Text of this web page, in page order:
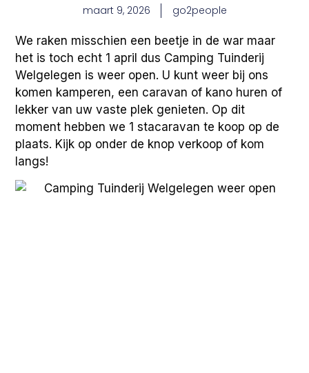
maart 9, 2026 go2people
We raken misschien een beetje in de war maar
het is toch echt 1 april dus Camping Tuinderij
Welgelegen is weer open. U kunt weer bij ons
komen kamperen, een caravan of kano huren of
lekker van uw vaste plek genieten. Op dit
moment hebben we 1 stacaravan te koop op de
plaats. Kijk op onder de knop verkoop of kom
langs!